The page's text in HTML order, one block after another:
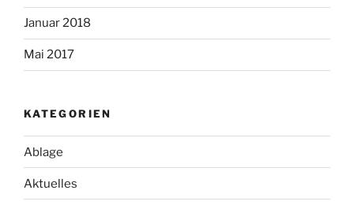
Januar 2018
Mai 2017
KATEGORIEN
Ablage
Aktuelles